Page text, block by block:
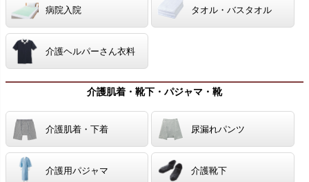
病院入院 タオル・バスタオル
介護ヘルパーさん衣料
介護肌着・靴下・パジャマ・靴
介護肌着・下着 尿漏れパンツ
介護用パジャマ 介護靴下